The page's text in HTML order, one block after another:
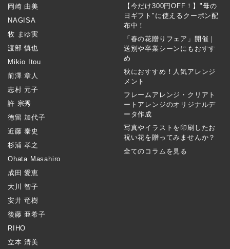
岡崎 由美
NAGISA
牧 まゆ実
渡部 慎也
Mikio Itou
前澤 章人
志村 元子
許 宗秀
徳留 加代子
近藤 泰史
杉浦 孝之
Ohata Masahiro
成田 愛恵
大川 智子
安井 竜樹
後藤 亜希子
RIHO
立本 清美
【今だけ300円OFF！】"母の
日ギフト"に使えるクーポン配
布中！
「春の花贈りフェア」開催｜
送別や卒業シーンにもおすす
め
秋におすすめ！人気アレンジ
メント
フレームアレンジ・クリアト
ートアレンジのオリジナルデ
ータ作成
写真やイラストを印刷したお
祝い花を贈ってみませんか？
全てのコラムを見る